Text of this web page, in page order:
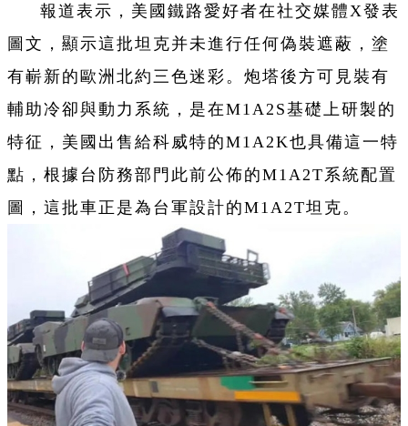
報道表示，美國鐵路愛好者在社交媒體X發表
圖文，顯示這批坦克并未進行任何偽裝遮蔽，塗
有嶄新的歐洲北約三色迷彩。炮塔後方可見裝有
輔助冷卻與動力系統，是在M1A2S基礎上研製的
特征，美國出售給科威特的M1A2K也具備這一特
點，根據台防務部門此前公佈的M1A2T系統配置
圖，這批車正是為台軍設計的M1A2T坦克。